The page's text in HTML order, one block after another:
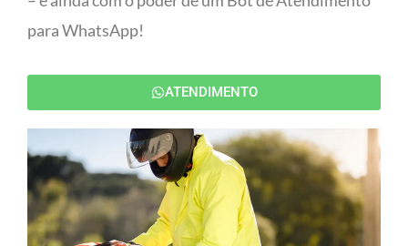
para WhatsApp!
ATENDIMENTO